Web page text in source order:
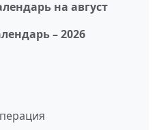
на август
– 2026